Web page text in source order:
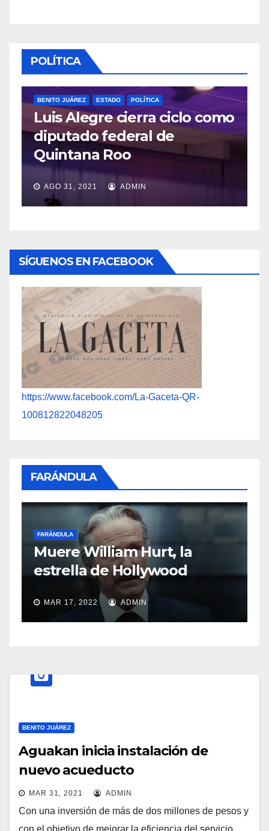
POLÍTICA
BENITO JUÁREZ ESTADO POLÍTICA
Luis Alegre cierra ciclo como
diputado federal de
Quintana Roo
AGO 31, 2021 ADMIN
SÍGUENOS EN FACEBOOK
https://www.facebook.com/La-Gaceta-QR-
100812822048205
FARÁNDULA
FARÁNDULA
Muere William Hurt, la
estrella de Hollywood
MAR 17, 2022 ADMIN
BENITO JUÁREZ
Aguakan inicia instalación de
nuevo acueducto
MAR 31, 2021 ADMIN
Con una inversión de más de dos millones de pesos y